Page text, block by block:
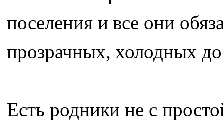
поселения и все они
прозрачных, холодных
Есть родники не с